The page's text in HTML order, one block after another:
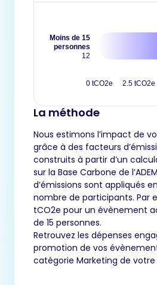
Moins de 15
personnes
12
0 tCO2e 2.5 tCO2e
La méthode
Nous estimons l’impact de
grâce à des facteurs
construits à partir d’un
sur la Base Carbone de
d’émissions sont appliqués
nombre de participants. Par
tCO2e pour un évènement
de 15 personnes.
Retrouvez les dépenses
promotion de vos
catégorie Marketing de votre